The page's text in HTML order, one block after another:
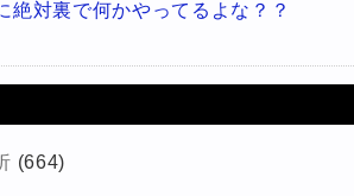
絶対裏で何かやってるよな？？
(664)